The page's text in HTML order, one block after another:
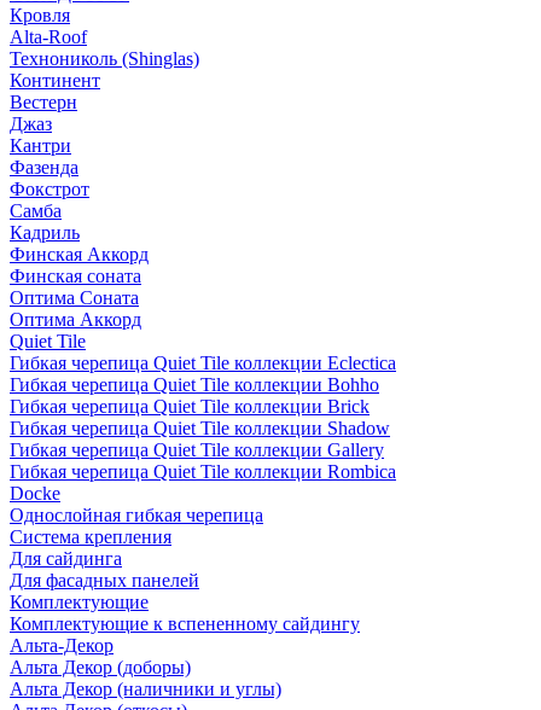
Кровля
Alta-Roof
Технониколь (Shinglas)
Континент
Вестерн
Джаз
Кантри
Фазенда
Фокстрот
Самба
Кадриль
Финская Аккорд
Финская соната
Оптима Соната
Оптима Аккорд
Quiet Tile
Гибкая черепица Quiet Tile коллекции Eclectica
Гибкая черепица Quiet Tile коллекции Bohho
Гибкая черепица Quiet Tile коллекции Brick
Гибкая черепица Quiet Tile коллекции Shadow
Гибкая черепица Quiet Tile коллекции Gallery
Гибкая черепица Quiet Tile коллекции Rombica
Docke
Однослойная гибкая черепица
Система крепления
Для сайдинга
Для фасадных панелей
Комплектующие
Комплектующие к вспененному сайдингу
Альта-Декор
Альта Декор (доборы)
Альта Декор (наличники и углы)